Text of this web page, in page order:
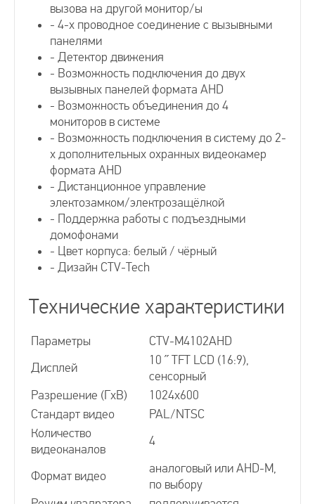
Видеодомофоны для офиса
Видеодомофоны с Wi-Fi
Видеодомофоны с записью
Видеодомофоны с датчиком движения
Видеодомофоны с памятью
Видеодомофоны с SD-картой
Видеодомофоны черного цвета
Видеодомофоны белого цвета
Сопряженные видеодомофоны
Цифровой видеодомофон
вызова на другой монитор/ы
- 4-х проводное соединение с вызывными
панелями
- Детектор движения
- Возможность подключения до двух
вызывных панелей формата AHD
- Возможность объединения до 4
мониторов в системе
- Возможность подключения в систему до 2-
х дополнительных охранных видеокамер
формата AHD
- Дистанционное управление
электозамком/электрозащёлкой
- Поддержка работы с подъездными
домофонами
- Цвет корпуса: белый / чёрный
- Дизайн CTV-Tech
Технические характеристики
Параметры
CTV-M4102AHD
Дисплей
10 ˝ TFT LCD (16:9),
сенсорный
Разрешение (ГхВ)
1024x600
Стандарт видео
PAL/NTSC
Количество
видеоканалов
4
Формат видео
аналоговый или AHD-M,
по выбору